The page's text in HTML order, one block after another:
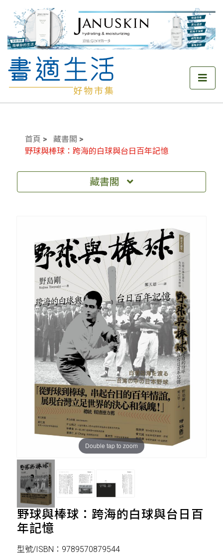
首頁
藏書閣
野球與棒球：跨海的白球與台日百年記憶
藏書閣
Double tap to zoom
野球與棒球：跨海的白球與台日百
年記憶
型號/ISBN：9789570879544